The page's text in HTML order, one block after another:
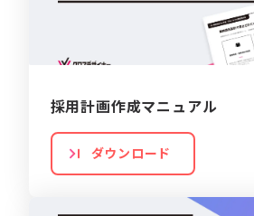
採用計画作成マニュアル
ダウンロード